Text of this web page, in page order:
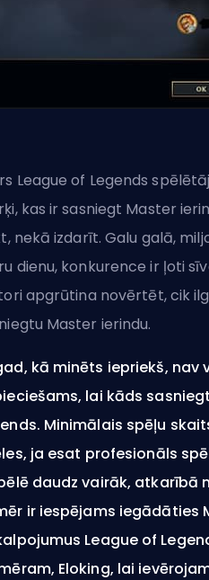
League of Legends
kas ir sasniegt Master
nekā izdarīt. Galu galā,
dienu, konkurence ir ļoti
apgrūtina novērtēt, cik
Master ierindu.
kā minēts iepriekš, nav
lai kāds
Minimālais spēļu
ja esat profesionāls
daudz vairāk, atkarībā
ir iespējams iegādāties
League of
Eloking, lai